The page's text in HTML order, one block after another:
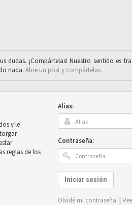
dudas. ¡Compártelas! Nuestro sentido es
nada. Abre un post y compártelas
y le
reglas de los
Alias:
Contraseña:
Iniciar sesión
Olvidé mi contraseña |